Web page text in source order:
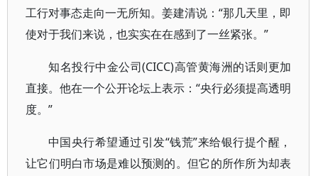
工行对事态走向一无所知。姜建清说：“那几天里，即
使对于我们来说，也实实在在感到了一丝紧张。”
知名投行中金公司(CICC)高管黄海洲的话则更加
直接。他在一个公开论坛上表示：“央行必须提高透明
度。”
中国央行希望通过引发“钱荒”来给银行提个醒，
让它们明白市场是难以预测的。但它的所作所为却表